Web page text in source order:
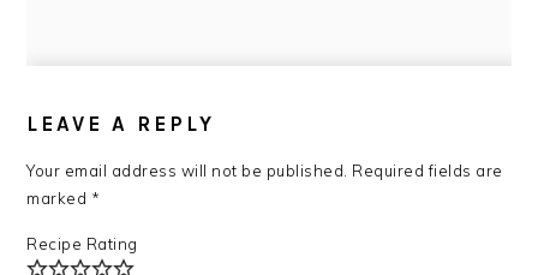
INTERACTIONS
LEAVE A REPLY
Your email address will not be published. Required fields are
marked *
Recipe Rating